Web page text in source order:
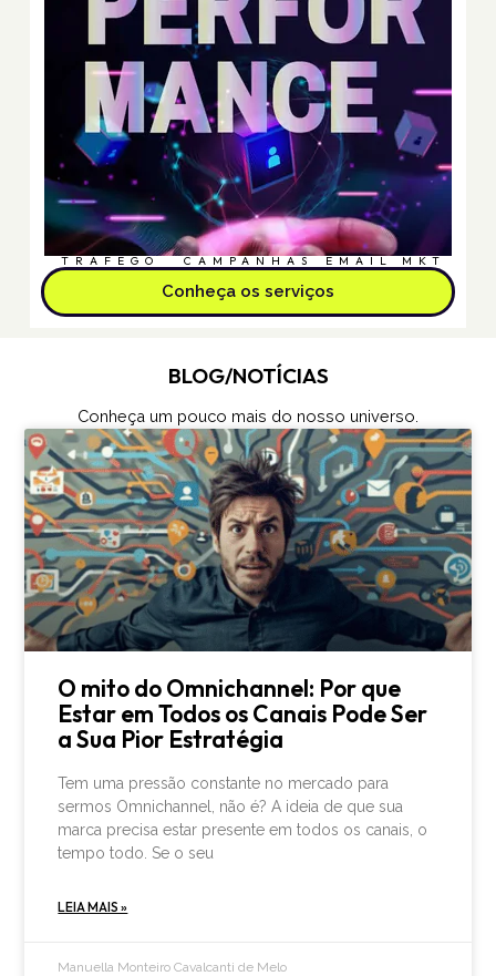
TRÁFEGO CAMPANHAS EMAIL MKT
Conheça os serviços
BLOG/NOTÍCIAS
Conheça um pouco mais do nosso universo.
O mito do Omnichannel: Por que
Estar em Todos os Canais Pode Ser
a Sua Pior Estratégia
Tem uma pressão constante no mercado para
sermos Omnichannel, não é? A ideia de que sua
marca precisa estar presente em todos os canais, o
tempo todo. Se o seu
LEIA MAIS »
Manuella Monteiro Cavalcanti de Melo